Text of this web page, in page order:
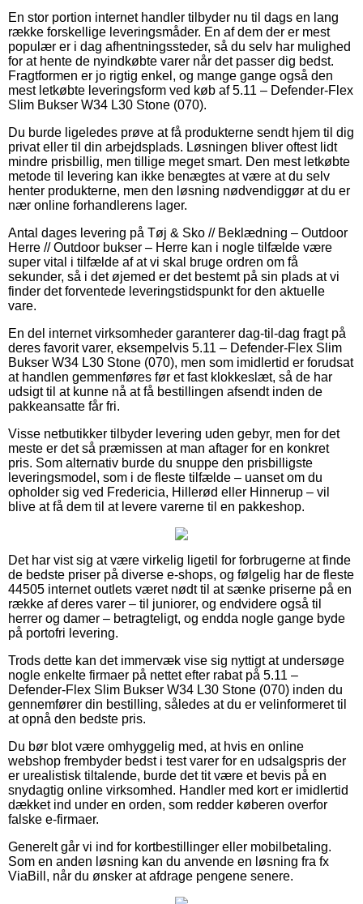
En stor portion internet handler tilbyder nu til dags en lang
række forskellige leveringsmåder. En af dem der er mest
populær er i dag afhentningssteder, så du selv har mulighed
for at hente de nyindkøbte varer når det passer dig bedst.
Fragtformen er jo rigtig enkel, og mange gange også den
mest letkøbte leveringsform ved køb af 5.11 – Defender-Flex
Slim Bukser W34 L30 Stone (070).
Du burde ligeledes prøve at få produkterne sendt hjem til dig
privat eller til din arbejdsplads. Løsningen bliver oftest lidt
mindre prisbillig, men tillige meget smart. Den mest letkøbte
metode til levering kan ikke benægtes at være at du selv
henter produkterne, men den løsning nødvendiggør at du er
nær online forhandlerens lager.
Antal dages levering på Tøj & Sko // Beklædning – Outdoor
Herre // Outdoor bukser – Herre kan i nogle tilfælde være
super vital i tilfælde af at vi skal bruge ordren om få
sekunder, så i det øjemed er det bestemt på sin plads at vi
finder det forventede leveringstidspunkt for den aktuelle
vare.
En del internet virksomheder garanterer dag-til-dag fragt på
deres favorit varer, eksempelvis 5.11 – Defender-Flex Slim
Bukser W34 L30 Stone (070), men som imidlertid er forudsat
at handlen gemmenføres før et fast klokkeslæt, så de har
udsigt til at kunne nå at få bestillingen afsendt inden de
pakkeansatte får fri.
Visse netbutikker tilbyder levering uden gebyr, men for det
meste er det så præmissen at man aftager for en konkret
pris. Som alternativ burde du snuppe den prisbilligste
leveringsmodel, som i de fleste tilfælde – uanset om du
opholder sig ved Fredericia, Hillerød eller Hinnerup – vil
blive at få dem til at levere varerne til en pakkeshop.
Det har vist sig at være virkelig ligetil for forbrugerne at finde
de bedste priser på diverse e-shops, og følgelig har de fleste
44505 internet outlets været nødt til at sænke priserne på en
række af deres varer – til juniorer, og endvidere også til
herrer og damer – betragteligt, og endda nogle gange byde
på portofri levering.
Trods dette kan det immervæk vise sig nyttigt at undersøge
nogle enkelte firmaer på nettet efter rabat på 5.11 –
Defender-Flex Slim Bukser W34 L30 Stone (070) inden du
gennemfører din bestilling, således at du er velinformeret til
at opnå den bedste pris.
Du bør blot være omhyggelig med, at hvis en online
webshop frembyder bedst i test varer for en udsalgspris der
er urealistisk tiltalende, burde det tit være et bevis på en
snydagtig online virksomhed. Handler med kort er imidlertid
dækket ind under en orden, som redder køberen overfor
falske e-firmaer.
Generelt går vi ind for kortbestillinger eller mobilbetaling.
Som en anden løsning kan du anvende en løsning fra fx
ViaBill, når du ønsker at afdrage pengene senere.